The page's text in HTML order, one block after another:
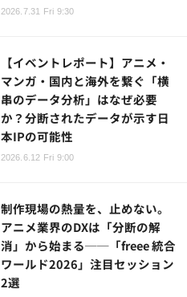
2026.7.31 Fri 9:30
【イベントレポート】アニメ・
マンガ・国内と海外を繋ぐ「横
串のデータ分析」はなぜ必要
か？分断されたデータが示す日
本IPの可能性
2026.6.12 Fri 9:00
制作現場の熱量を、止めない。
アニメ業界のDXは「分断の解
消」から始まる──「freee 統合
ワールド2026」注目セッション
2選